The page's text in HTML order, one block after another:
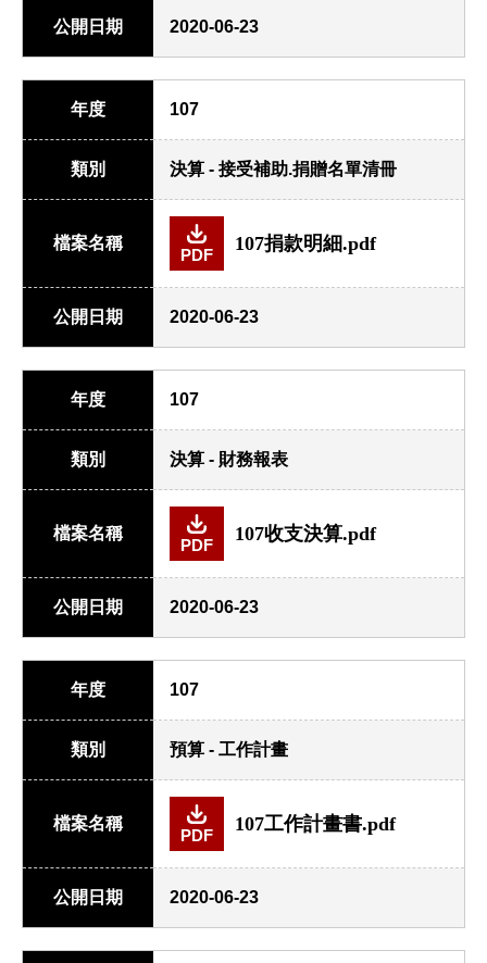
公開日期 2020-06-23
年度 107
類別 決算 - 接受補助.捐贈名單清冊
檔案名稱
PDF
107捐款明細.pdf
公開日期 2020-06-23
年度 107
類別 決算 - 財務報表
檔案名稱
PDF
107收支決算.pdf
公開日期 2020-06-23
年度 107
類別 預算 - 工作計畫
檔案名稱
PDF
107工作計畫書.pdf
公開日期 2020-06-23